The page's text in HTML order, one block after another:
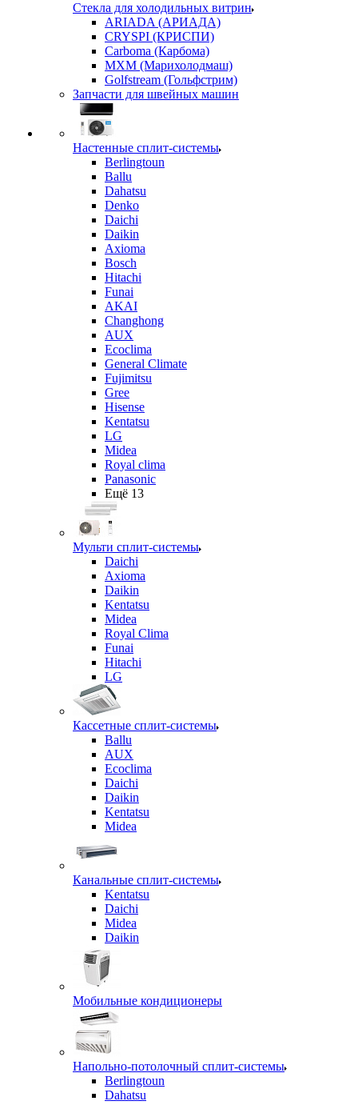
Стекла для холодильных витрин
ARIADA (АРИАДА)
CRYSPI (КРИСПИ)
Carboma (Карбома)
MXM (Марихолодмаш)
Golfstream (Гольфстрим)
Запчасти для швейных машин
Настенные сплит-системы
Berlingtoun
Ballu
Dahatsu
Denko
Daichi
Daikin
Axioma
Bosch
Hitachi
Funai
AKAI
Changhong
AUX
Ecoclima
General Climate
Fujimitsu
Gree
Hisense
Kentatsu
LG
Midea
Royal clima
Panasonic
Ещё 13
Мульти сплит-системы
Daichi
Axioma
Daikin
Kentatsu
Midea
Royal Clima
Funai
Hitachi
LG
Кассетные сплит-системы
Ballu
AUX
Ecoclima
Daichi
Daikin
Kentatsu
Midea
Канальные сплит-системы
Kentatsu
Daichi
Midea
Daikin
Мобильные кондиционеры
Напольно-потолочный сплит-системы
Berlingtoun
Dahatsu